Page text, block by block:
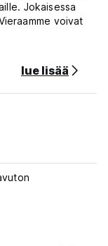
Jokaisessa
voivat
sinua
from original
lue lisää